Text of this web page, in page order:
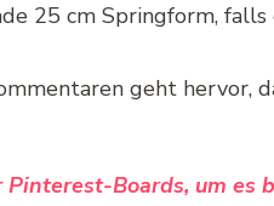
25 cm Springform, falls
geht hervor,
Boards, um es